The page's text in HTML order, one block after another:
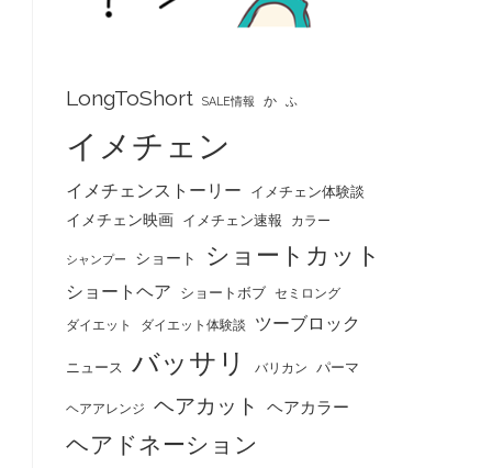
LongToShort SALE情報 か ふ
イメチェン
イメチェンストーリー イメチェン体験談
イメチェン映画 イメチェン速報 カラー
シャンプー ショート ショートカット
ショートヘア ショートボブ セミロング
ダイエット ダイエット体験談 ツーブロック
ニュース バッサリ バリカン パーマ
ヘアアレンジ ヘアカット ヘアカラー
ヘアドネーション